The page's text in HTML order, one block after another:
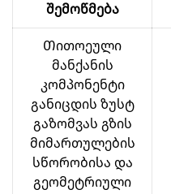
შემოწმება
Თითოეული
მანქანის
კომპონენტი
განიცდის ზუსტ
გაზომვას გზის
მიმართულების
სწორობისა და
გეომეტრიული